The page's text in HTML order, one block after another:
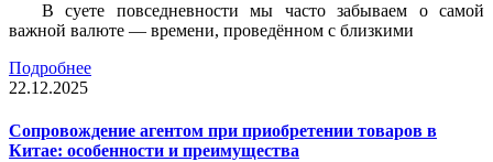
В суете повседневности мы часто забываем о самой
важной валюте — времени, проведённом с близкими
Подробнее
22.12.2025
Сопровождение агентом при приобретении товаров в
Китае: особенности и преимущества